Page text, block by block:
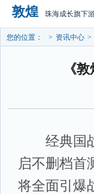
敦煌 珠海成长旗下
您的位置： > 资讯中心 >
《
经典国
启不删档首
将全面引爆